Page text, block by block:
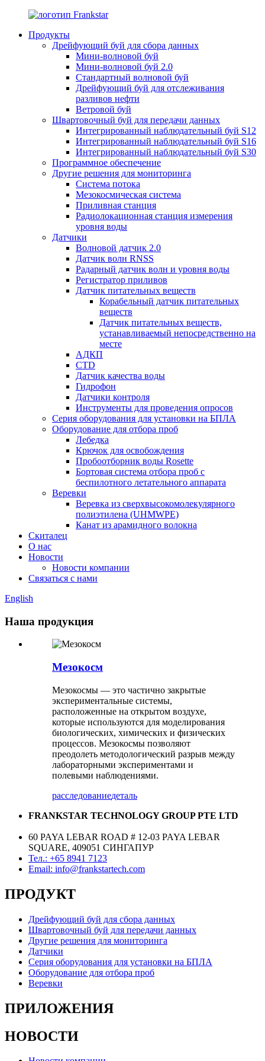
Продукты
Дрейфующий буй для сбора данных
Мини-волновой буй
Мини-волновой буй 2.0
Стандартный волновой буй
Дрейфующий буй для отслеживания
разливов нефти
Ветровой буй
Швартовочный буй для передачи данных
Интегрированный наблюдательный буй S12
Интегрированный наблюдательный буй S16
Интегрированный наблюдательный буй S30
Программное обеспечение
Другие решения для мониторинга
Система потока
Мезокосмическая система
Приливная станция
Радиолокационная станция измерения
уровня воды
Датчики
Волновой датчик 2.0
Датчик волн RNSS
Радарный датчик волн и уровня воды
Регистратор приливов
Датчик питательных веществ
Корабельный датчик питательных
веществ
Датчик питательных веществ,
устанавливаемый непосредственно на
месте
АДКП
CTD
Датчик качества воды
Гидрофон
Датчики контроля
Инструменты для проведения опросов
Серия оборудования для установки на БПЛА
Оборудование для отбора проб
Лебедка
Крючок для освобождения
Пробоотборник воды Rosette
Бортовая система отбора проб с
беспилотного летательного аппарата
Веревки
Веревка из сверхвысокомолекулярного
полиэтилена (UHMWPE)
Канат из арамидного волокна
Скиталец
О нас
Новости
Новости компании
Связаться с нами
English
Наша продукция
Мезокосм
Мезокосмы — это частично закрытые
экспериментальные системы,
расположенные на открытом воздухе,
которые используются для моделирования
биологических, химических и физических
процессов. Мезокосмы позволяют
преодолеть методологический разрыв между
лабораторными экспериментами и
полевыми наблюдениями.
расследованиедеталь
FRANKSTAR TECHNOLOGY GROUP PTE LTD
60 PAYA LEBAR ROAD # 12-03 PAYA LEBAR
SQUARE, 409051 СИНГАПУР
Тел.: +65 8941 7123
Email: info@frankstartech.com
ПРОДУКТ
Дрейфующий буй для сбора данных
Швартовочный буй для передачи данных
Другие решения для мониторинга
Датчики
Серия оборудования для установки на БПЛА
Оборудование для отбора проб
Веревки
ПРИЛОЖЕНИЯ
НОВОСТИ